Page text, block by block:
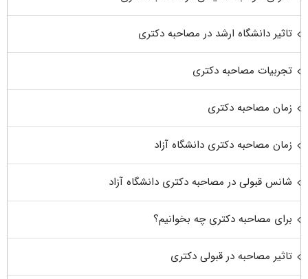
تاثیر دانشگاه ارشد در مصاحبه دکتری
تجربیات مصاحبه دکتری
زمان مصاحبه دکتری
زمان مصاحبه دکتری دانشگاه آزاد
شانس قبولی در مصاحبه دکتری دانشگاه آزاد
برای مصاحبه دکتری چه بخوانیم؟
تاثیر مصاحبه در قبولی دکتری